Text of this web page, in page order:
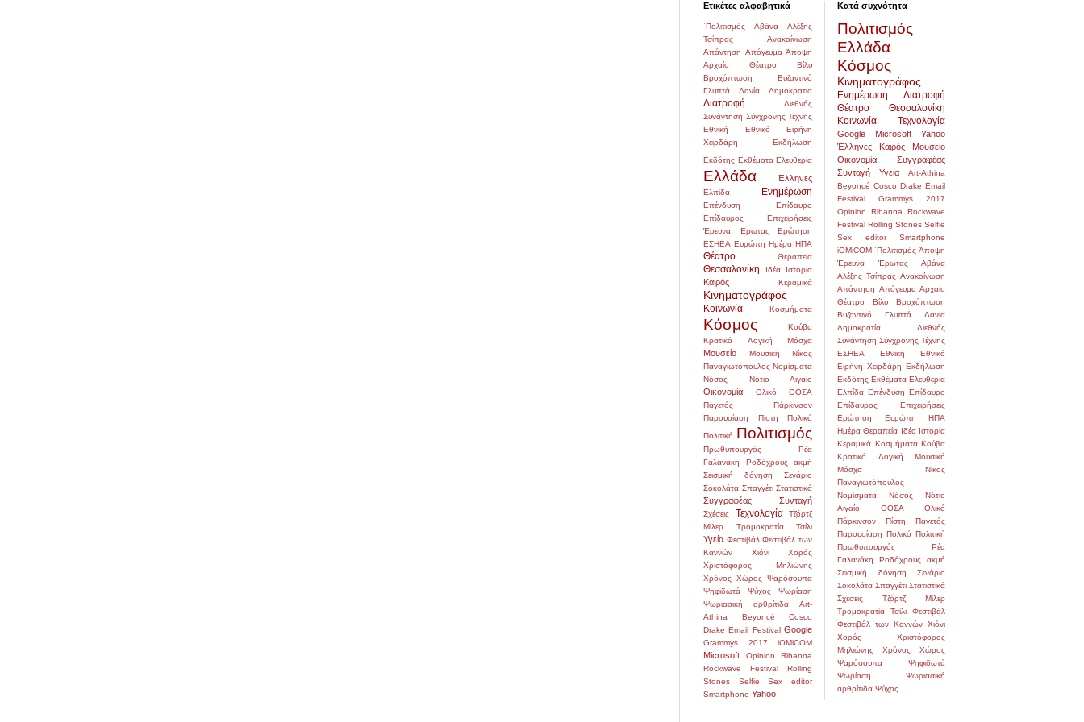
Ετικέτες αλφαβητικά
΄Πολιτισμός Αβάνα
Αλέξης
Τσίπρας
Ανακοίνωση
Απάντηση Απόγευμα Άποψη
Αρχαίο Θέατρο
Βίλυ
Βροχόπτωση
Βυζαντινό
Γλυπτά
Δανία Δημοκρατία
Διατροφή
Διεθνής
Συνάντηση Σύγχρονης Τέχνης
Εθνική
Εθνικό
Ειρήνη
Χειρδάρη
Εκδήλωση
Εκδότης Εκθέματα Ελευθερία
Ελλάδα Έλληνες
Ελπίδα Ενημέρωση
Επένδυση
Επίδαυρο
Επίδαυρος
Επιχειρήσεις
Έρευνα
Έρωτας
Ερώτηση
ΕΣΗΕΑ Ευρώπη Ημέρα ΗΠΑ
Θέατρο Θεραπεία
Θεσσαλονίκη Ιδέα Ιστορία
Καιρός Κεραμικά
Κινηματογράφος
Κοινωνία Κοσμήματα
Κόσμος
Κούβα
Κρατικό
Λογική Μόσχα
Μουσείο Μουσική
Νίκος
Παναγιωτόπουλος Νομίσματα
Νόσος
Νότιο Αιγαίο
Οικονομία Ολικό
ΟΟΣΑ
Παγετός
Πάρκινσον
Παρουσίαση
Πίστη
Πολικό
Πολιτική Πολιτισμός
Πρωθυπουργός
Ρέα
Γαλανάκη
Ροδόχρους ακμή
Σεισμική δόνηση
Σενάριο
Σοκολάτα Σπαγγέτι Στατιστικά
Συγγραφέας Συνταγή
Σχέσεις Τεχνολογία
Τζόρτζ
Μίλερ
Τρομοκρατία Τσίλι
Υγεία Φεστιβάλ Φεστιβάλ των
Καννών
Χιόνι
Χορός
Χριστόφορος Μηλιώνης
Χρόνος Χώρος Ψαρόσουπα
Ψηφιδωτά
Ψύχος
Ψωρίαση
Ψωριασική αρθρίτιδα
Art-
Athina
Beyoncé
Cosco
Drake Email Festival Google
Grammys 2017 iOMiCOM
Microsoft Opinion
Rihanna
Rockwave Festival
Rolling
Stones
Selfie
Sex editor
Smartphone Yahoo
Κατά συχνότητα
Πολιτισμός
Ελλάδα
Κόσμος
Κινηματογράφος
Ενημέρωση
Διατροφή
Θέατρο
Θεσσαλονίκη
Κοινωνία
Τεχνολογία
Google Microsoft
Yahoo
Έλληνες
Καιρός
Μουσείο
Οικονομία
Συγγραφέας
Συνταγή
Υγεία
Art-Athina
Beyoncé Cosco Drake Email
Festival
Grammys 2017
Opinion
Rihanna
Rockwave
Festival Rolling Stones Selfie
Sex editor
Smartphone
iOMiCOM ΄Πολιτισμός Άποψη
Έρευνα
Έρωτας
Αβάνα
Αλέξης Τσίπρας Ανακοίνωση
Απάντηση Απόγευμα Αρχαίο
Θέατρο
Βίλυ
Βροχόπτωση
Βυζαντινό
Γλυπτά
Δανία
Δημοκρατία
Διεθνής
Συνάντηση Σύγχρονης Τέχνης
ΕΣΗΕΑ
Εθνική
Εθνικό
Ειρήνη Χειρδάρη Εκδήλωση
Εκδότης Εκθέματα Ελευθερία
Ελπίδα Επένδυση Επίδαυρο
Επίδαυρος
Επιχειρήσεις
Ερώτηση
Ευρώπη
ΗΠΑ
Ημέρα Θεραπεία Ιδέα Ιστορία
Κεραμικά Κοσμήματα Κούβα
Κρατικό
Λογική
Μουσική
Μόσχα
Νίκος
Παναγιωτόπουλος
Νομίσματα
Νόσος
Νότιο
Αιγαίο
ΟΟΣΑ
Ολικό
Πάρκινσον
Πίστη
Παγετός
Παρουσίαση Πολικό Πολιτική
Πρωθυπουργός
Ρέα
Γαλανάκη
Ροδόχρους ακμή
Σεισμική δόνηση
Σενάριο
Σοκολάτα Σπαγγέτι Στατιστικά
Σχέσεις
Τζόρτζ Μίλερ
Τρομοκρατία
Τσίλι
Φεστιβάλ
Φεστιβάλ των Καννών Χιόνι
Χορός
Χριστόφορος
Μηλιώνης
Χρόνος
Χώρος
Ψαρόσουπα
Ψηφιδωτά
Ψωρίαση
Ψωριασική
αρθρίτιδα Ψύχος